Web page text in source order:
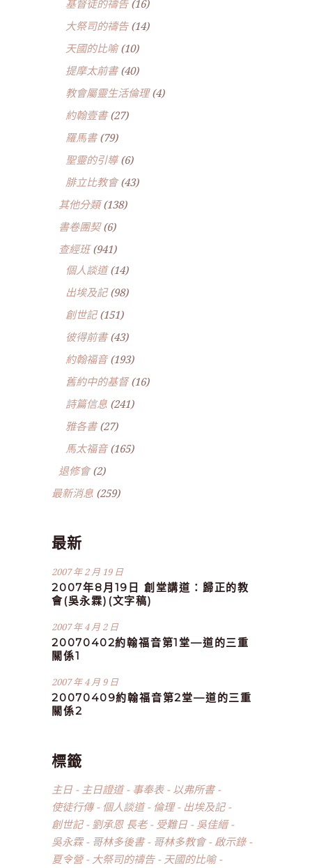
基督徒的禱告(16)
大祭司的禱告(14)
天國的比喻(10)
提摩太前書(40)
教會屬靈生活倫理(4)
約翰壹書(27)
羅馬書(79)
聖靈的引導(6)
腓立比教會(43)
其他分類(138)
書卷團契(6)
查經班(941)
個人談道(14)
出埃及記(98)
創世記(151)
彼得前書(43)
約翰福音(193)
舊約中的基督(16)
詩篇信息 (241)
雅各書(27)
馬太福音(165)
退修會(2)
最新消息 (259)
最新
2007 年 2 月 19 日
2007年8月19日 創堂講道：歸正的教
會(吳永霖)(文字稿)
2007 年 4 月 2 日
20070402約翰福音第1堂—道的三重
關係1
2007 年 4 月 9 日
20070409約翰福音第2堂—道的三重
關係2
標籤
主日 主日證道 事奉表
以弗所書
使徒行傳
個人談道 倫理
出埃及記
創世記
劉承恩 長老 受難日
吳佳縉
吳永霖
哥林多後書 哥林多教會
啟示錄
夏令營
大祭司的禱告
天國的比喻